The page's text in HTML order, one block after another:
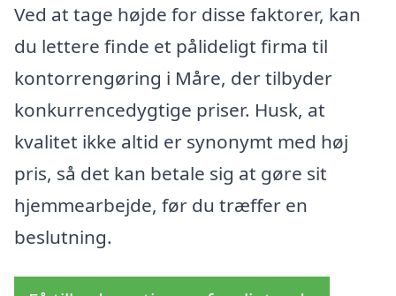
Ved at tage højde for disse faktorer, kan
du lettere finde et pålideligt firma til
kontorrengøring i Måre, der tilbyder
konkurrencedygtige priser. Husk, at
kvalitet ikke altid er synonymt med høj
pris, så det kan betale sig at gøre sit
hjemmearbejde, før du træffer en
beslutning.